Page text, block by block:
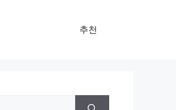
추천